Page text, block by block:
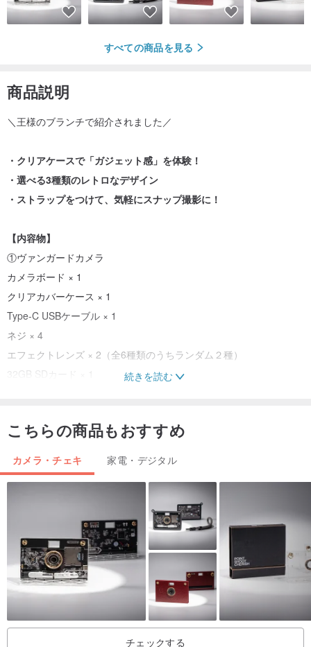
すべての商品を見る
商品説明
＼王様のブランチで紹介されました／
・クリアケースで「ガジェット感」を体験！
・選べる3種類のレトロなデザイン
・ストラップをつけて、気軽にスナップ撮影に！
【内容物】
①ヴァンガードカメラ
カメラボード × 1
クリアカバーケース × 1
Type-C USBケーブル × 1
ネジ × 4
エフェクトレンズ × 2（全6種類のうちランダム２種）
32GB SDカード × 1
②選べるレトロペーパーケース × 1
1930 Kodak Beau Brownie⤵
③おまけ付き
シルクコードストラップ × 1
続きを読む
こちらの商品もおすすめ
カメラ・チェキ 家電・デジタル
チェックする